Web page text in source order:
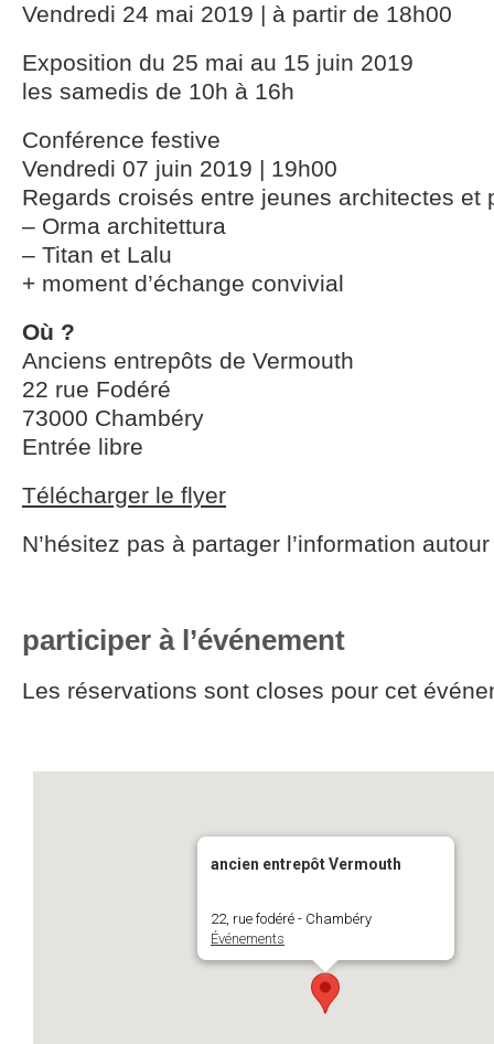
Vendredi 24 mai 2019 | à partir de 18h00
Exposition du 25 mai au 15 juin 2019
les samedis de 10h à 16h
Conférence festive
Vendredi 07 juin 2019 | 19h00
Regards croisés entre jeunes architectes et
– Orma architettura
– Titan et Lalu
+ moment d’échange convivial
Où ?
Anciens entrepôts de Vermouth
22 rue Fodéré
73000 Chambéry
Entrée libre
Télécharger le flyer
N’hésitez pas à partager l’information
participer à l’événement
Les réservations sont closes pour cet
ancien entrepôt Vermouth
22, rue fodéré - Chambéry
Événements